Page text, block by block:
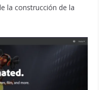
la construcción de la